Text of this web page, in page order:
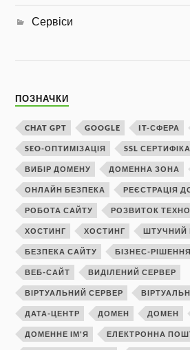
Сервіси
ПОЗНАЧКИ
CHAT GPT GOOGLE IT-СФЕРА
SEO-ОПТИМІЗАЦІЯ SSL
ВИБІР ДОМЕНУ ДОМЕННА ЗОНА
ОНЛАЙН БЕЗПЕКА РЕЄСТРАЦІЯ
РОБОТА САЙТУ РОЗВИТОК
ХОСТИНГ ХОСТИНГ ШТУЧНИЙ
БЕЗПЕКА САЙТУ БІЗНЕС-РІШЕННЯ
ВЕБ-САЙТ ВИДІЛЕНИЙ СЕРВЕР
ВІРТУАЛЬНИЙ СЕРВЕР
ДАТА-ЦЕНТР ДОМЕН ДОМЕН
ДОМЕННЕ ІМ'Я ЕЛЕКТРОННА